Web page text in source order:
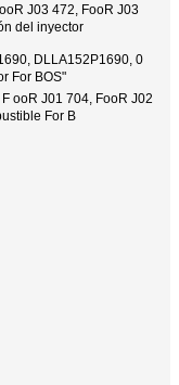
J03 472, FooR J03
del inyector
DLLA152P1690, 0
For BOS"
ooR J01 704, FooR J02
For B